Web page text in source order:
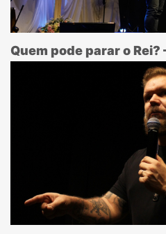
Quem pode parar o Rei?